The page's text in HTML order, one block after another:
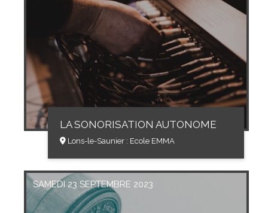
LA SONORISATION AUTONOME
Lons-le-Saunier : Ecole EMMA
SAMEDI 23 SEPTEMBRE 2023